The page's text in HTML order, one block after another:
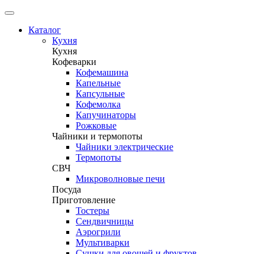
Каталог
Кухня
Кухня
Кофеварки
Кофемашина
Капельные
Капсульные
Кофемолка
Капучинаторы
Рожковые
Чайники и термопоты
Чайники электрические
Термопоты
СВЧ
Микроволновые печи
Посуда
Приготовление
Тостеры
Сендвичницы
Аэрогрили
Мультиварки